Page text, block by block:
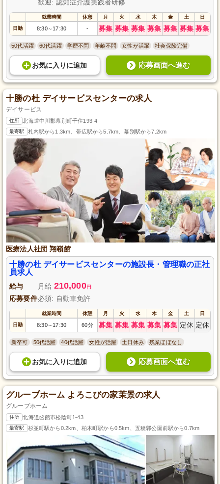
歓迎: 認知症介護実践者研修
就業時間 休憩 月 火 水 木 金 土 日
日勤 8:30～ 17:30 - 募集 募集 募集 募集 募集 募集 募集
50代活躍 60代活躍 学歴不問 年齢不問 女性が活躍 社会保険完備
お気に入り に追加 応募画面へ進む
十勝の杜 デイサービスセンターの求人
デイサービス
住所 北海道中川郡幕別町千住193-4
最寄駅 札内駅から1.3km、帯広駅から5.7km、幕別駅から7.2km
医療法人社団 翔嶺館
十勝の杜 デイサービスセンターの施設長・管理職の正社
員求人
給与 月給 210,000円
応募要件必須: 自動車免許
就業時間 休憩 月 火 水 木 金 土 日
日勤 8:30～ 17:30 60分 募集 募集 募集 募集 募集 定休 定休
新卒可 50代活躍 40代活躍 女性が活躍 土日休み 残業ほぼなし
お気に入り に追加 応募画面へ進む
グループホーム よろこびの家茉景の求人
グループホーム
住所 北海道函館市松陰町1-43
最寄駅 杉並町駅から0.2km、柏木町駅から0.5km、五稜郭公園前駅から0.7km